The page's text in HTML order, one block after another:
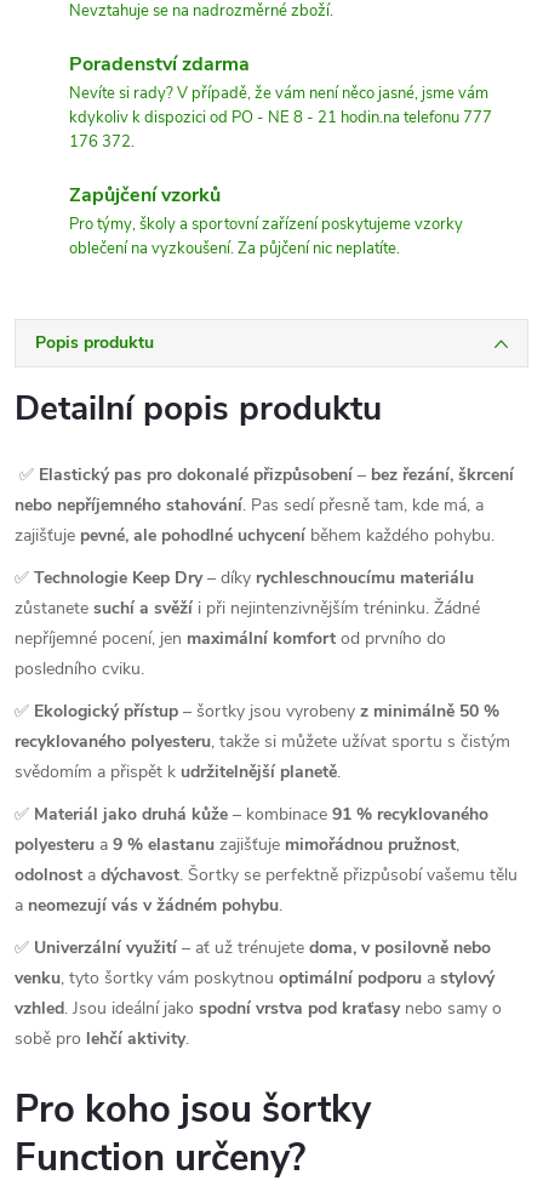
Nevztahuje se na nadrozměrné zboží.
Poradenství zdarma
Nevíte si rady? V případě, že vám není něco jasné, jsme vám
kdykoliv k dispozici od PO - NE 8 - 21 hodin.na telefonu 777
176 372.
Zapůjčení vzorků
Pro týmy, školy a sportovní zařízení poskytujeme vzorky
oblečení na vyzkoušení. Za půjčení nic neplatíte.
Popis produktu
Detailní popis produktu
✅ Elastický pas pro dokonalé přizpůsobení – bez řezání, škrcení
nebo nepříjemného stahování. Pas sedí přesně tam, kde má, a
zajišťuje pevné, ale pohodlné uchycení během každého pohybu.
✅ Technologie Keep Dry– díky rychleschnoucímu materiálu
zůstanete suchí a svěží i při nejintenzivnějším tréninku. Žádné
nepříjemné pocení, jen maximální komfort od prvního do
posledního cviku.
✅ Ekologický přístup – šortky jsou vyrobeny z minimálně 50 %
recyklovaného polyesteru, takže si můžete užívat sportu s čistým
svědomím a přispět k udržitelnější planetě.
✅ Materiál jako druhá kůže – kombinace 91 % recyklovaného
polyesteru a 9 % elastanu zajišťuje mimořádnou pružnost,
odolnost a dýchavost. Šortky se perfektně přizpůsobí vašemu tělu
a neomezují vás v žádném pohybu.
✅ Univerzální využití – ať už trénujete doma, v posilovně nebo
venku, tyto šortky vám poskytnou optimální podporu a stylový
vzhled. Jsou ideální jako spodní vrstva pod kraťasynebo samy o
sobě pro lehčí aktivity.
Pro koho jsou šortky
Function určeny?